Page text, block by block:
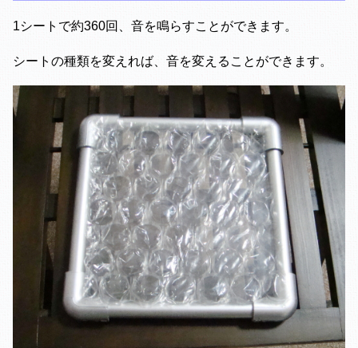
1シートで約360回、音を鳴らすことができます。
シートの種類を変えれば、音を変えることができます。